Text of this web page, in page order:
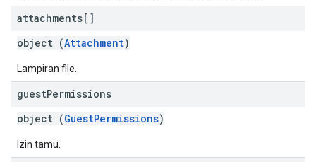
attachments[]
object (Attachment)
Lampiran file.
guestPermissions
object (GuestPermissions)
Izin tamu.